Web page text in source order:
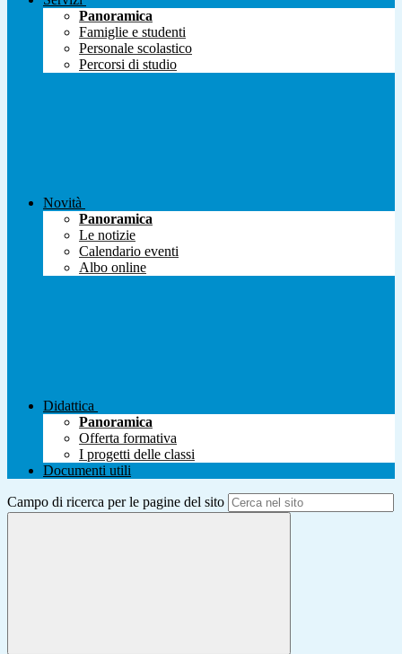
Panoramica
Famiglie e studenti
Personale scolastico
Percorsi di studio
Novità
Panoramica
Le notizie
Calendario eventi
Albo online
Didattica
Panoramica
Offerta formativa
I progetti delle classi
Documenti utili
Campo di ricerca per le pagine del sito